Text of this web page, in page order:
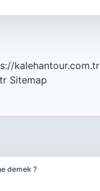
kalehantour.com.tr
Sitemap
demek ?